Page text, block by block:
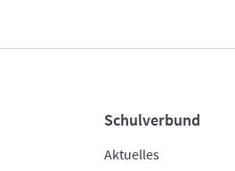
Schulverbund
Aktuelles